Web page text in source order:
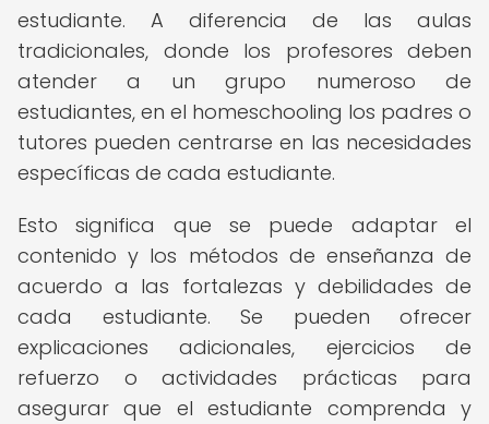
estudiante. A diferencia de las aulas
tradicionales, donde los profesores deben
atender a un grupo numeroso de
estudiantes, en el homeschooling los padres o
tutores pueden centrarse en las necesidades
específicas de cada estudiante.
Esto significa que se puede adaptar el
contenido y los métodos de enseñanza de
acuerdo a las fortalezas y debilidades de
cada estudiante. Se pueden ofrecer
explicaciones adicionales, ejercicios de
refuerzo o actividades prácticas para
asegurar que el estudiante comprenda y